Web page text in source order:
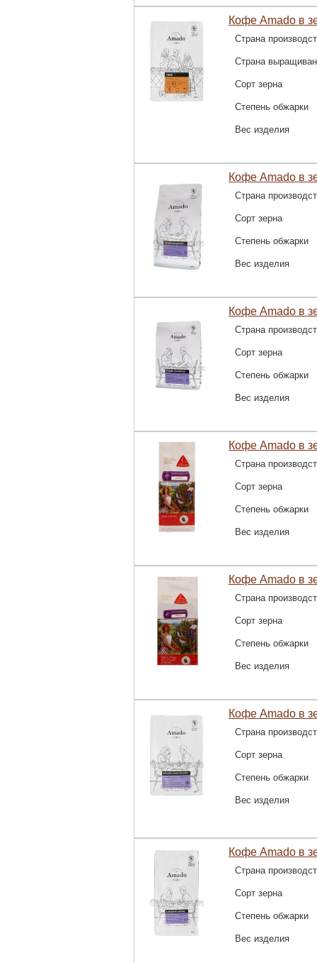
Кофе Amado в
Страна
Страна
Сорт зерна
Степень обжарки
Вес изделия
Кофе Amado в
Страна
Сорт зерна
Степень обжарки
Вес изделия
Кофе Amado в
Страна
Сорт зерна
Степень обжарки
Вес изделия
Кофе Amado в
Страна
Сорт зерна
Степень обжарки
Вес изделия
Кофе Amado в
Страна
Сорт зерна
Степень обжарки
Вес изделия
Кофе Amado в
Страна
Сорт зерна
Степень обжарки
Вес изделия
Кофе Amado в
Страна
Сорт зерна
Степень обжарки
Вес изделия